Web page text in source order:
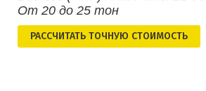
От 20 до 25 тон
РАСCЧИТАТЬ ТОЧНУЮ СТОИМОСТЬ